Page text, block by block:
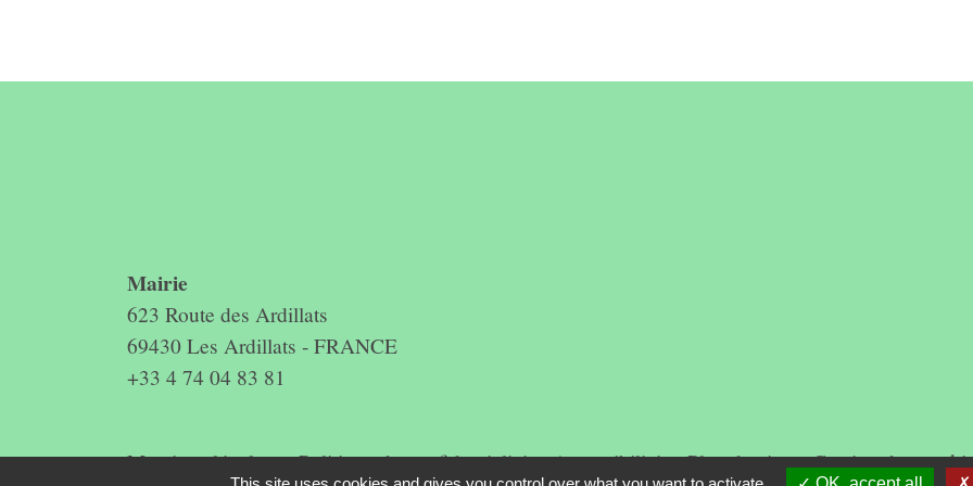
Mairie
623 Route des Ardillats
69430 Les Ardillats - FRANCE
+33 4 74 04 83 81
Mentions légales - Politique de confidentialité - Accessibilité - Plan du site - Gestion des